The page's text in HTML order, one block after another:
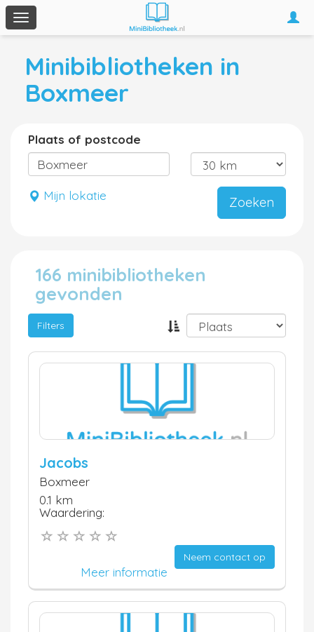
Toggle
navigation
Minibibliotheken in
Boxmeer
Plaats of postcode
Mijn lokatie Zoeken
166 minibibliotheken
gevonden
Filters
Jacobs
Boxmeer
0.1 km
Waardering:
Neem contact op
Meer informatie